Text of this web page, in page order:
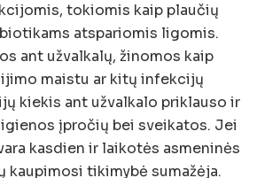
tokiomis kaip plaučių
atspariomis ligomis.
ant užvalkalų, žinomos kaip
maistu ar kitų infekcijų
kiekis ant užvalkalo priklauso ir
įpročių bei sveikatos. Jei
kasdien ir laikotės asmeninės
kaupimosi tikimybė sumažėja.